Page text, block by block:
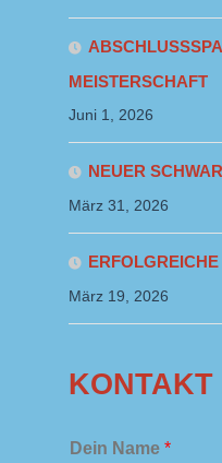
MEISTERSCHAFT
Juni 1, 2026
NEUER
März 31, 2026
März 19, 2026
KONTAKT
Dein Name *